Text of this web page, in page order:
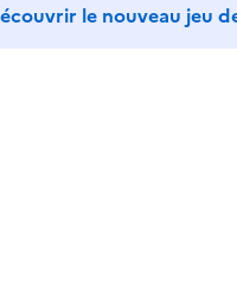
le nouveau jeu